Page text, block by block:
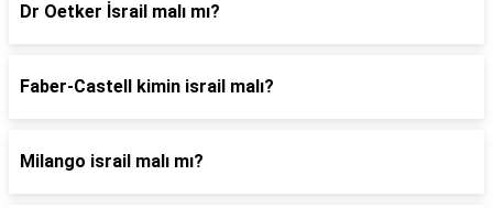
Dr Oetker İsrail malı mı?
Faber-Castell kimin israil malı?
Milango israil malı mı?